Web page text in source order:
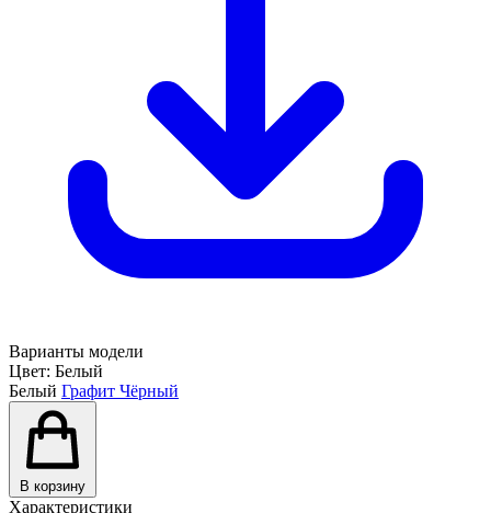
Варианты модели
Цвет: Белый
Белый Графит Чёрный
В корзину
Характеристики